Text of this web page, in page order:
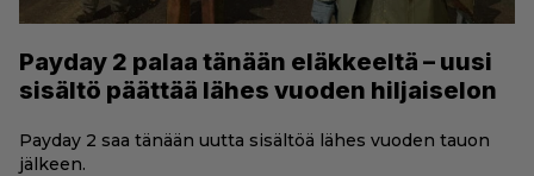
Payday 2 palaa tänään eläkkeeltä – uusi
sisältö päättää lähes vuoden hiljaiselon
Payday 2 saa tänään uutta sisältöä lähes vuoden tauon
jälkeen.